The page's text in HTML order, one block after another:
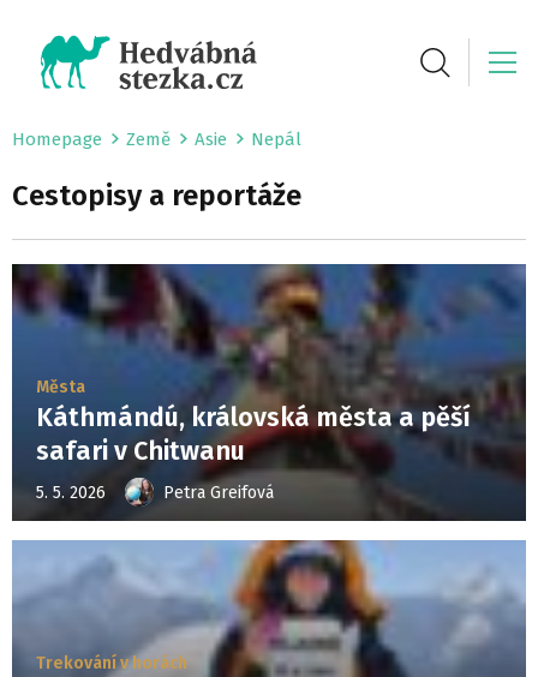
Homepage Země Asie Nepál
Cestopisy a reportáže
Města
Káthmándú, královská města a pěší
safari v Chitwanu
5. 5. 2026 Petra Greifová
Trekování v horách